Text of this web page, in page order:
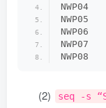
NWP04
NWP05
NWP06
NWP07
NWP08
(2) seq -s